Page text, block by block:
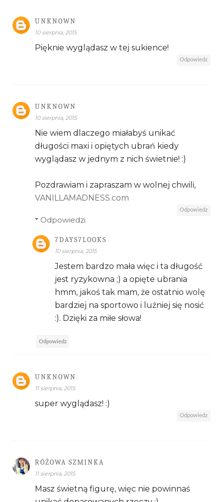
UNKNOWN
10 sierpnia, 2015
Pięknie wyglądasz w tej sukience!
Odpowiedz
UNKNOWN
10 sierpnia, 2015
Nie wiem dlaczego miałabyś unikać
długości maxi i opiętych ubrań kiedy
wyglądasz w jednym z nich świetnie! :)
Pozdrawiam i zapraszam w wolnej chwili,
VANILLAMADNESS.com
Odpowiedz
Odpowiedzi
7DAYS7LOOKS
10 sierpnia, 2015
Jestem bardzo mała więc i ta długość
jest ryzykowna ;) a opięte ubrania
hmm, jakoś tak mam, że ostatnio wolę
bardziej na sportowo i luźniej się nosić
:). Dzięki za miłe słowa!
Odpowiedz
UNKNOWN
11 sierpnia, 2015
super wyglądasz! :)
Odpowiedz
RÓŻOWA SZMINKA
11 sierpnia, 2015
Masz świetną figurę, więc nie powinnaś